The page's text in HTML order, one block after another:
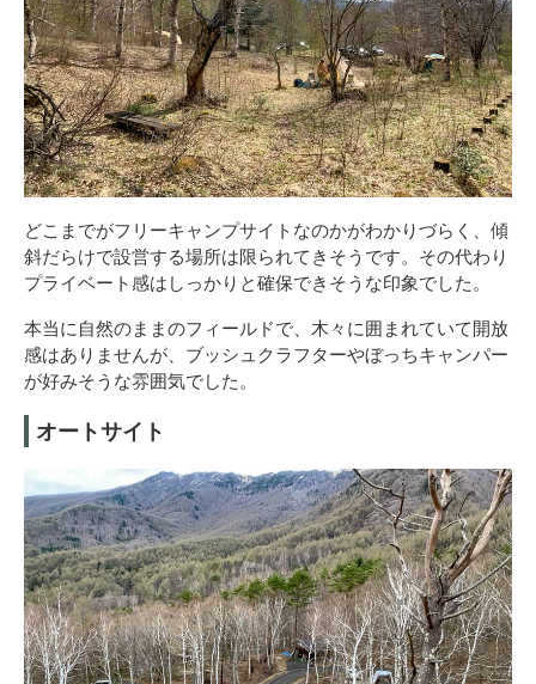
どこまでがフリーキャンプサイトなのかがわかりづらく、傾
斜だらけで設営する場所は限られてきそうです。その代わり
プライベート感はしっかりと確保できそうな印象でした。
本当に自然のままのフィールドで、木々に囲まれていて開放
感はありませんが、ブッシュクラフターやぼっちキャンパー
が好みそうな雰囲気でした。
オートサイト